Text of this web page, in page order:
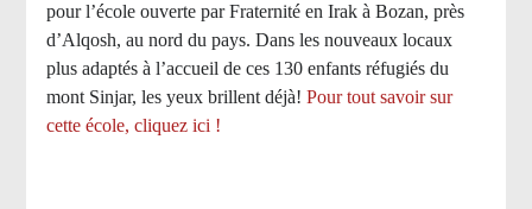
pour l’école ouverte par Fraternité en Irak à Bozan, près
d’Alqosh, au nord du pays. Dans les nouveaux locaux
plus adaptés à l’accueil de ces 130 enfants réfugiés du
mont Sinjar, les yeux brillent déjà! Pour tout savoir sur
cette école, cliquez ici !